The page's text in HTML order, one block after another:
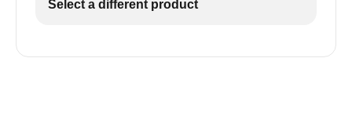
Select a different product